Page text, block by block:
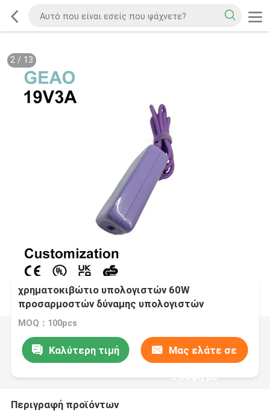
2/ 13
χρηματοκιβώτιο υπολογιστών 60W
προσαρμοστών δύναμης υπολογιστών
γραφείου 19V 3A για τον εκτυπωτή καμερών
MOQ：100pcs
Καλύτερη τιμή Μας ελάτε σε
επαφή με
Περιγραφή προϊόντων